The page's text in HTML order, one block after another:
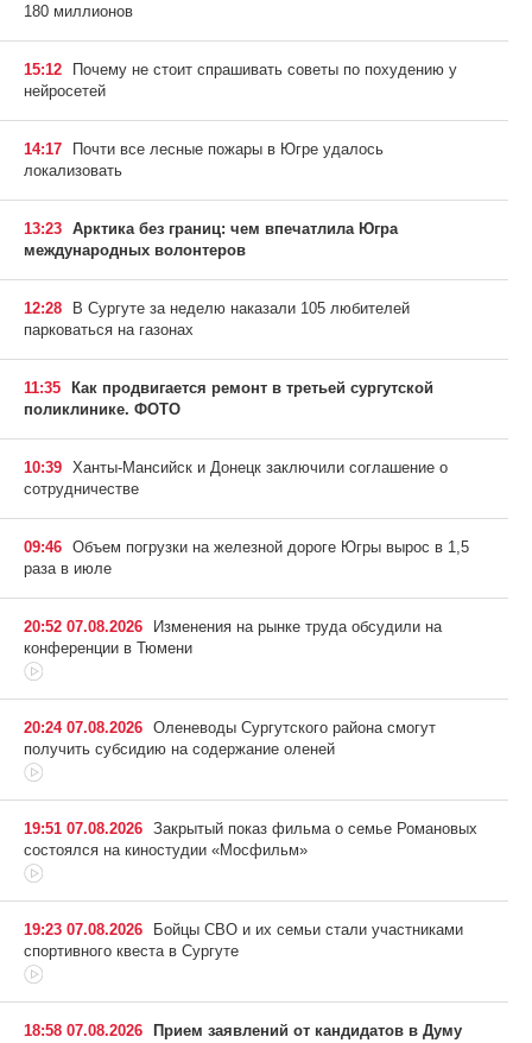
180 миллионов
15:12
Почему не стоит спрашивать советы по похудению у
нейросетей
14:17
Почти все лесные пожары в Югре удалось
локализовать
13:23 Арктика без границ: чем впечатлила Югра
международных волонтеров
12:28
В Сургуте за неделю наказали 105 любителей
парковаться на газонах
11:35 Как продвигается ремонт в третьей сургутской
поликлинике. ФОТО
10:39 Ханты-Мансийск и Донецк заключили соглашение о
сотрудничестве
09:46 Объем погрузки на железной дороге Югры вырос в 1,5
раза в июле
20:52 07.08.2026
Изменения на рынке труда обсудили на
конференции в Тюмени
20:24 07.08.2026 Оленеводы Сургутского района смогут
получить субсидию на содержание оленей
19:51 07.08.2026 Закрытый показ фильма о семье Романовых
состоялся на киностудии «Мосфильм»
19:23 07.08.2026
Бойцы СВО и их семьи стали участниками
спортивного квеста в Сургуте
18:58 07.08.2026 Прием заявлений от кандидатов в Думу